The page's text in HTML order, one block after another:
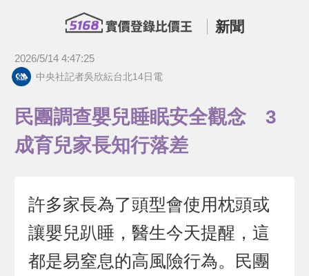
新聞
2026/5/14 4:47:25
中央社記者吳欣紜台北14日電
民團調查嬰兒睡眠安全觀念 3
成育兒家長知行落差
許多家長為了頭型會使用枕頭或
讓嬰兒趴睡，醫生今天提醒，這
都是易窒息的高風險行為。民團